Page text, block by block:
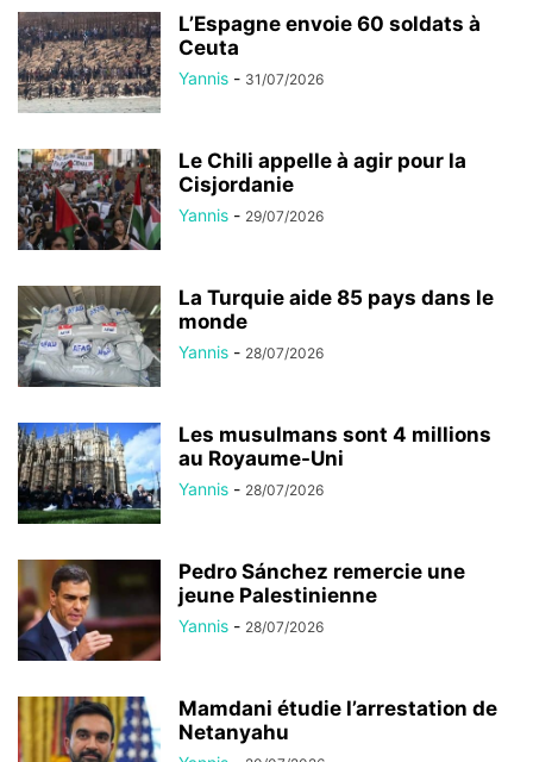
L’Espagne envoie 60 soldats à
Ceuta
Yannis - 31/07/2026
Le Chili appelle à agir pour la
Cisjordanie
Yannis - 29/07/2026
La Turquie aide 85 pays dans le
monde
Yannis - 28/07/2026
Les musulmans sont 4 millions
au Royaume-Uni
Yannis - 28/07/2026
Pedro Sánchez remercie une
jeune Palestinienne
Yannis - 28/07/2026
Mamdani étudie l’arrestation de
Netanyahu